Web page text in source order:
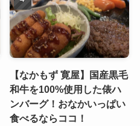
【なかもず 寛屋】国産黒毛
和牛を100%使用した俵ハ
ンバーグ！おなかいっぱい
食べるならココ！